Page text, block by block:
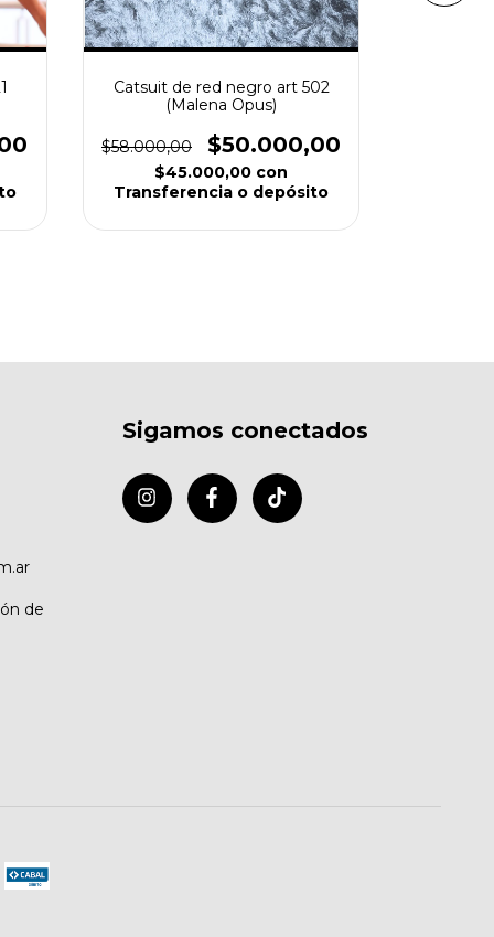
Catsuit de red negro art 502
(Malena Opus)
$58.000,00 $50.000,00
$45.000,00 con
Transferencia o depósito
de
Sigamos conectados